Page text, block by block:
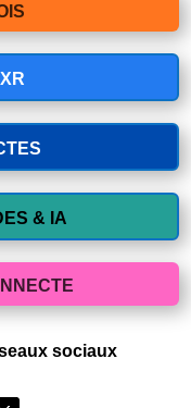
& IA
sociaux